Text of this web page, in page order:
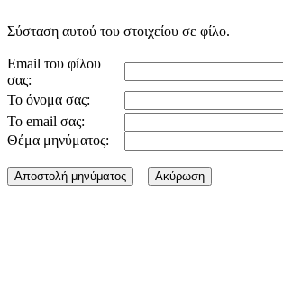
Σύσταση αυτού του στοιχείου σε φίλο.
Email του φίλου
σας:
Το όνομα σας:
Το email σας:
Θέμα μηνύματος: